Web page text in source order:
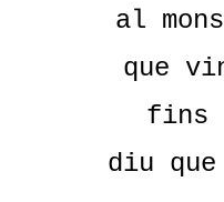
al
que
fins
diu